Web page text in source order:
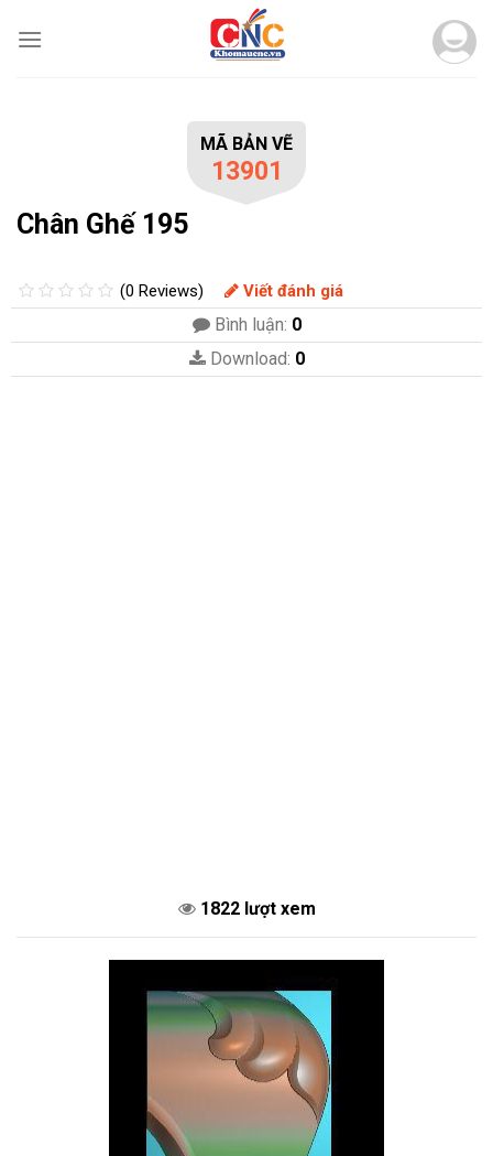
MÃ BẢN VẼ
13901
Chân Ghế 195
(0 Reviews) Viết đánh giá
Bình luận: 0
Download: 0
1822 lượt xem